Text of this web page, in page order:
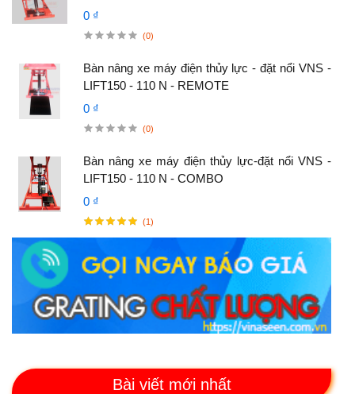
0 ₫
(0)
Bàn nâng xe máy điện thủy lực - đặt nổi VNS -
LIFT150 - 110 N - REMOTE
0 ₫
(0)
Bàn nâng xe máy điện thủy lực-đặt nổi VNS -
LIFT150 - 110 N - COMBO
0 ₫
(1)
Bài viết mới nhất